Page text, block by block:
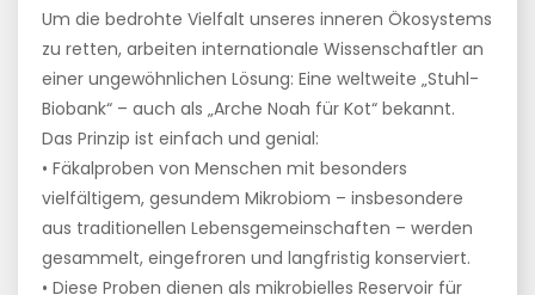
Um die bedrohte Vielfalt unseres inneren Ökosystems
zu retten, arbeiten internationale Wissenschaftler an
einer ungewöhnlichen Lösung: Eine weltweite „Stuhl-
Biobank“ – auch als „Arche Noah für Kot“ bekannt.
Das Prinzip ist einfach und genial:
• Fäkalproben von Menschen mit besonders
vielfältigem, gesundem Mikrobiom – insbesondere
aus traditionellen Lebensgemeinschaften – werden
gesammelt, eingefroren und langfristig konserviert.
• Diese Proben dienen als mikrobielles Reservoir für